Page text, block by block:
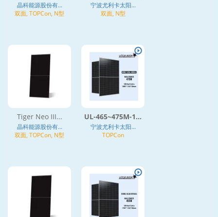
晶科能源股份有...
双面, TOPCon, N型
宁波尤利卡太阳...
双面, N型
Tiger Neo III...
晶科能源股份有...
双面, TOPCon, N型
UL-465~475M-1...
宁波尤利卡太阳...
TOPCon